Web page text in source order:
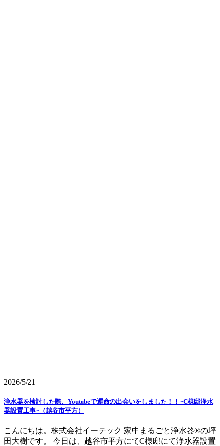
2026/5/21
浄水器を検討した際、Youtubeで運命の出会いをしました！！~C様邸浄水
器設置工事~（越谷市平方）
こんにちは。株式会社イーテック 家中まるごと浄水器®の坪
田大樹です。 今日は、越谷市平方にてC様邸にて浄水器設置